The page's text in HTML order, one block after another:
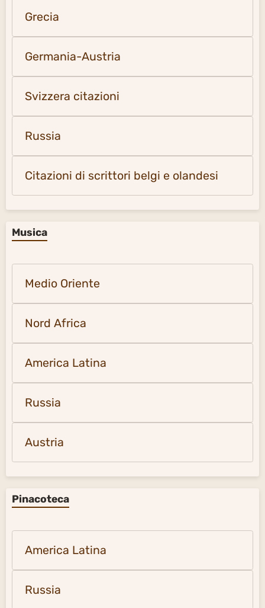
Grecia
Germania-Austria
Svizzera citazioni
Russia
Citazioni di scrittori belgi e olandesi
Musica
Medio Oriente
Nord Africa
America Latina
Russia
Austria
Pinacoteca
America Latina
Russia